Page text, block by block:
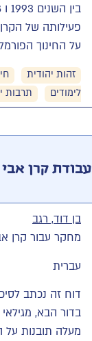
פעילותה של
על החינוך
זהות יהודית
לימודים
תרבות
עבודת קרן אבי
בן דוד, רגב
מחקר עבור קרן אבי
עברית
דוח זה נכתב
בדור הבא,
מעלה תובנות על